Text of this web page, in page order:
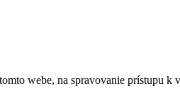
webe, na spravovanie prístupu k